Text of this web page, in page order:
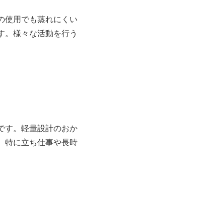
使用でも蒸れにくい
様々な活動を行う
す。軽量設計のおか
特に立ち仕事や長時